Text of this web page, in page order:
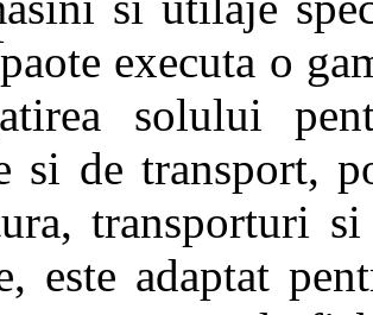
executa o
solului
si de transport,
transporturi
este adaptat